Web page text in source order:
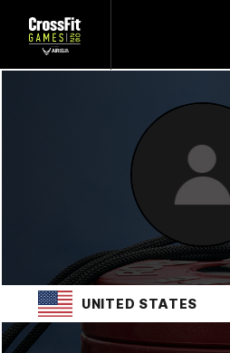
UNITED STATES